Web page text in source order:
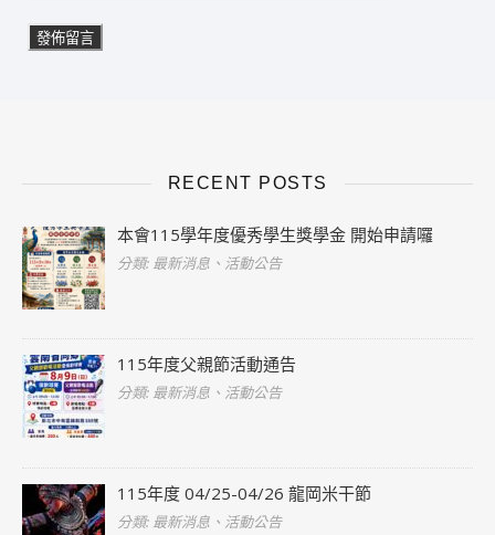
RECENT POSTS
本會115學年度優秀學生獎學金 開始申請囉
分類: 最新消息、活動公告
115年度父親節活動通告
分類: 最新消息、活動公告
115年度 04/25-04/26 龍岡米干節
分類: 最新消息、活動公告